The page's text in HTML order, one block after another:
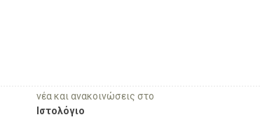
νέα και ανακοινώσεις στο
Ιστολόγιο